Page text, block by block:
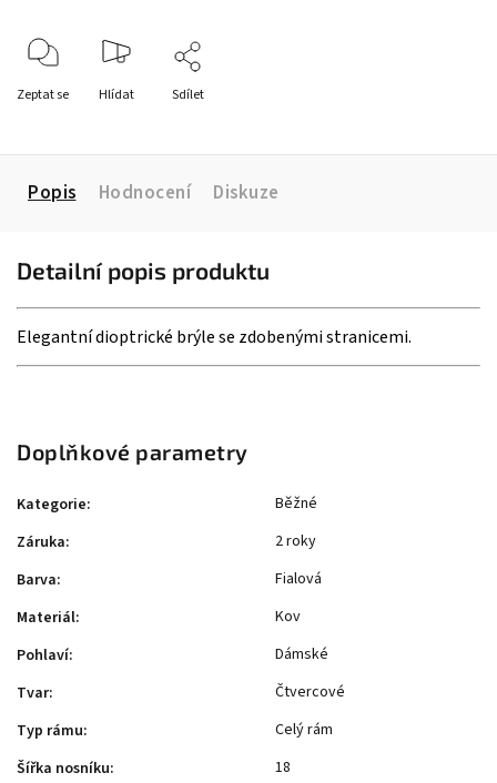
Zeptat se Hlídat Sdílet
Popis Hodnocení Diskuze
Detailní popis produktu
Elegantní dioptrické brýle se zdobenými stranicemi.
Doplňkové parametry
Kategorie:
Běžné
Záruka:
2 roky
Barva:
Fialová
Materiál:
Kov
Pohlaví:
Dámské
Tvar:
Čtvercové
Typ rámu:
Celý rám
Šířka nosníku:
18